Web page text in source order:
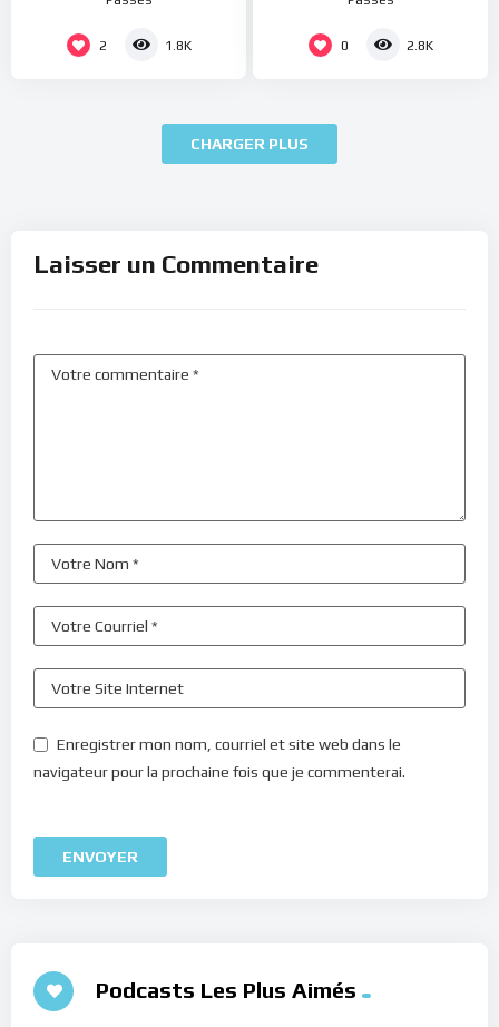
2 1.8K 0 2.8K
CHARGER PLUS
Laisser un Commentaire
Enregistrer mon nom, courriel et site web dans le
navigateur pour la prochaine fois que je commenterai.
Podcasts Les Plus Aimés